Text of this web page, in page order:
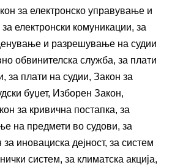
за електронско управување и
електронски комуникации, за
и разрешување на судии
обвинителска служба, за плати
за плати на судии, Закон за
буџет, Изборен Закон,
за кривична постапка, за
на предмети во судови, за
иновациска дејност, за систем
систем, за климатска акција,